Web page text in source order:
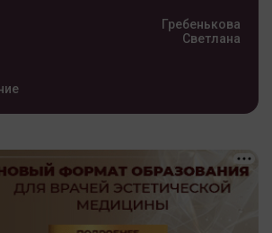
Гребенькова
Светлана